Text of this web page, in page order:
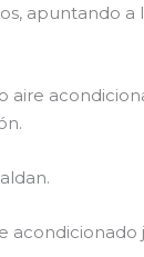
apuntando
aire
acondicionado